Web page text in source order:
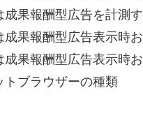
成果報酬型広告を計測
成果報酬型広告表示時
成果報酬型広告表示時
トブラウザーの種類